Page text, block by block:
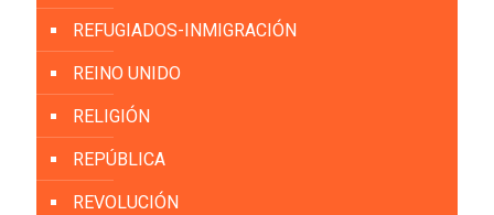
REFUGIADOS-INMIGRACIÓN
REINO UNIDO
RELIGIÓN
REPÚBLICA
REVOLUCIÓN